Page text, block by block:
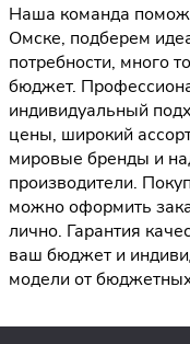
Наша команда
Омске, подберем
потребности, много
бюджет.
индивидуальный
цены, широкий
мировые бренды и
производители.
можно оформить
лично. Гарантия
ваш бюджет и
модели от